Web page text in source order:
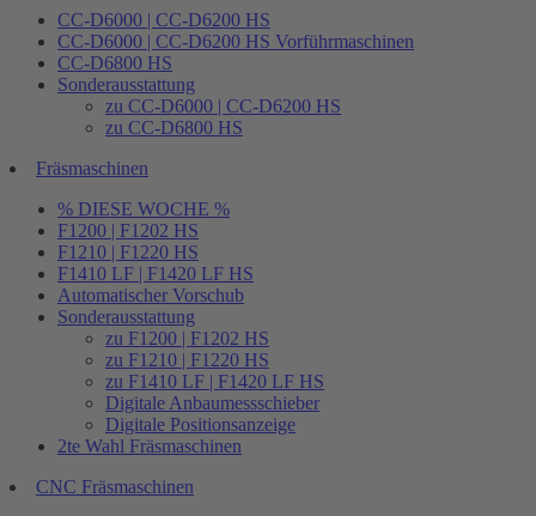
CC-D6000 | CC-D6200 HS
CC-D6000 | CC-D6200 HS Vorführmaschinen
CC-D6800 HS
Sonderausstattung
zu CC-D6000 | CC-D6200 HS
zu CC-D6800 HS
Fräsmaschinen
% DIESE WOCHE %
F1200 | F1202 HS
F1210 | F1220 HS
F1410 LF | F1420 LF HS
Automatischer Vorschub
Sonderausstattung
zu F1200 | F1202 HS
zu F1210 | F1220 HS
zu F1410 LF | F1420 LF HS
Digitale Anbaumessschieber
Digitale Positionsanzeige
2te Wahl Fräsmaschinen
CNC Fräsmaschinen